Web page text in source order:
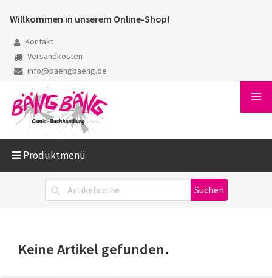
Willkommen in unserem Online-Shop!
Kontakt
Versandkosten
info@baengbaeng.de
Produktmenü
Keine Artikel gefunden.